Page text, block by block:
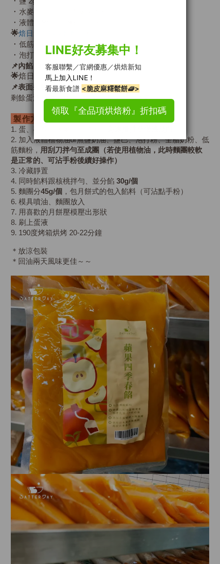
・ 水麥芽 38g（可替換成蜂蜜）
・液體植物油/無鹽奶油 60g
🌟焙日速溶醇厚奶粉
・低筋麵粉 270g
・泡打粉 2g
📌內餡 (30g/個)
🌟焙日
蘋果四季春餡 90g
📌表面裝飾
剩餘蛋液＋適量蜂蜜（幫助上色與增添香氣）
製作方法：
1. 蛋、砂糖、水麥芽（蜂蜜）
2. 加入液體植物油or無鹽奶油、鹽巴、泡打粉、全脂奶粉、低
筋麵粉， 用刮刀拌勻至成團（若使用植物油，此時麵團較軟
是正常的、可沾手粉後續好操作）
3. 冷藏靜置
4. 同時餡料跟核桃拌勻、並分餡 30g/個
5. 麵團分45g/個 ，包月餅式的包入餡料（可沾點手粉）
6. 模具噴油、麵團放入
7. 用喜歡的月餅壓模壓出形狀
8. 刷上蛋液
9. 190度烤箱烘烤 20-22分鐘
＊放涼包裝
＊回油兩天風味更佳～～